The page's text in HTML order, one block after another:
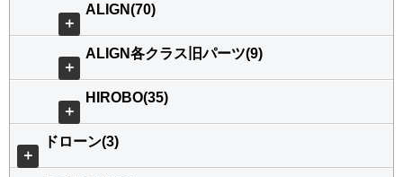
＋
ALIGN(70)
＋
ALIGN各クラス旧パーツ(9)
＋
HIROBO(35)
＋
ドローン(3)